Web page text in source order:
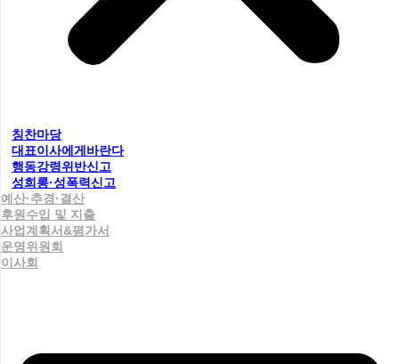
칭찬마당
대표이사에게바란다
행동강령위반신고
성희롱·성폭력신고
예산·추경·결산
후원수입 및 지출
사업계획서&평가서
운영위원회
이사회